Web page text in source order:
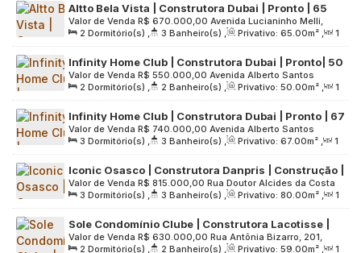
Altto Bela Vista | Construtora Dubai | Pronto | 65
Metros | 02 Suítes | Varanda Gourmet | 01 Vaga
R$ 670.000,00
Valor de Venda
Avenida Lucianinho Melli,
444, Grande São Paulo, 06080-010, Vila Osasco, Osasco,
São Paulo, Brasil
2 Dormitório(s) , 3 Banheiro(s) , Privativo: 65.00m² ,
1
Sala(s) , 2 Suíte(s) , 1 Vaga(s) , Útil: 65.00m² ,
Terreno:
2872.00m²
Infinity Home Club | Construtora Dubai | Pronto| 50
Metros | 02 Dormitórios | Suíte | Varanda Gourmet |
01 Vaga
R$ 550.000,00
Valor de Venda
Avenida Alberto Santos
Dumont, 448, Grande São Paulo, 06080-020, Vila Osasco,
Osasco, São Paulo, Brasil
2 Dormitório(s) , 2 Banheiro(s) , Privativo: 50.00m² ,
1
Sala(s) , 1 Suíte(s) , 1 Vaga(s) , Útil: 50.00m² ,
Terreno:
3577.00m²
Infinity Home Club | Construtora Dubai | Pronto | 67
Metros | 03 Dormitórios | Suíte | Lavabo | 02 Vagas
R$ 740.000,00
Valor de Venda
Avenida Alberto Santos
Dumont, 448, Grande São Paulo, 06080-020, Vila Osasco,
Osasco, São Paulo, Brasil
3 Dormitório(s) , 3 Banheiro(s) , Privativo: 67.00m² ,
1
Sala(s) , 1 Suíte(s) , 2 Vaga(s) , Útil: 67.00m² ,
Terreno:
3577.00m²
Iconic Osasco | Construtora Danpris | Construção |
80 metros | 03 dormitórios | suíte | 02 vagas
R$ 815.000,00
Valor de Venda
Rua Doutor Alcides da Costa
Vidigal, 129, Grande São Paulo, 06090-080, Centro, Osasco,
São Paulo, Brasil
3 Dormitório(s) , 3 Banheiro(s) , Privativo: 80.00m² ,
1
Sala(s) , 1 Suíte(s) , 2 Vaga(s) , Útil: 80.00m² ,
Terreno:
2521.00m²
Sole Condomínio Clube | Construtora Lacotisse |
Pronto | 59 metros | 02 dormitórios | suíte |
R$ 630.000,00
Valor de Venda
Rua Antônia Bizarro, 201,
2 Dormitório(s) , 2 Banheiro(s) , Privativo: 59.00m² ,
1